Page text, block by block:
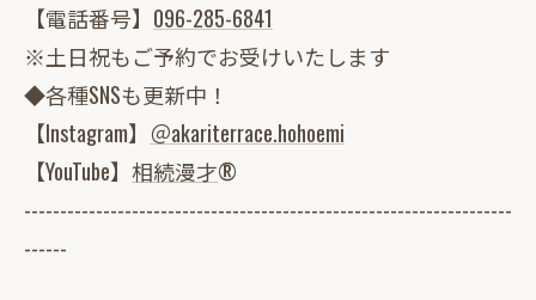
【電話番号】 096-285-6841
※土日祝もご予約でお受けいたします
◆各種SNSも更新中！
【Instagram】 ＠akariterrace.hohoemi
【YouTube】 相続漫才®
--------------------------------------------------------------------
------